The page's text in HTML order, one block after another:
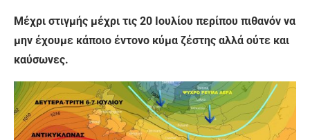
Μέχρι στιγμής μέχρι τις 20 Ιουλίου περίπου πιθανόν να
μην έχουμε κάποιο έντονο κύμα ζέστης αλλά ούτε και
καύσωνες.